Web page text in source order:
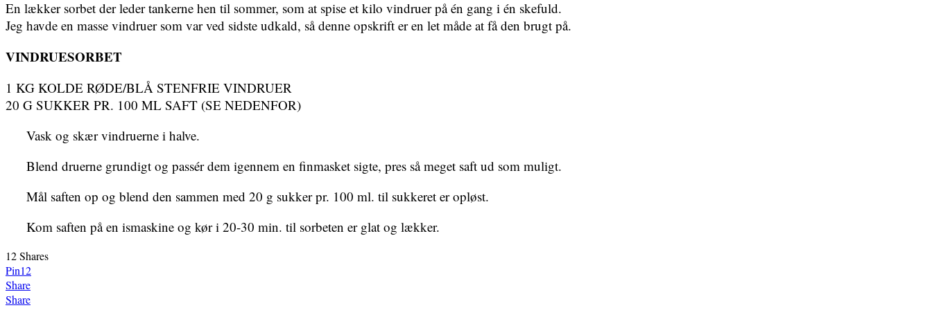
En lækker sorbet der leder tankerne hen til sommer, som at spise et kilo vindruer på én gang i én skefuld.
Jeg havde en masse vindruer som var ved sidste udkald, så denne opskrift er en let måde at få den brugt på.
VINDRUESORBET
1 KG KOLDE RØDE/BLÅ STENFRIE VINDRUER
20 G SUKKER PR. 100 ML SAFT (SE NEDENFOR)
Vask og skær vindruerne i halve.
Blend druerne grundigt og passér dem igennem en finmasket sigte, pres så meget saft ud som muligt.
Mål saften op og blend den sammen med 20 g sukker pr. 100 ml. til sukkeret er opløst.
Kom saften på en ismaskine og kør i 20-30 min. til sorbeten er glat og lækker.
12Shares
Pin12
Share
Share